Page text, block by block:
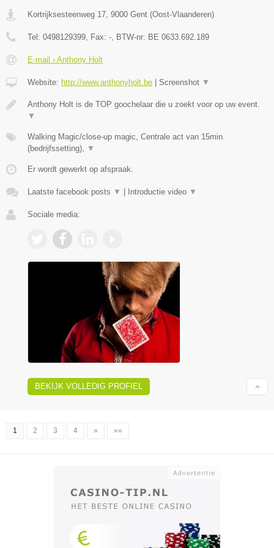
Kortrijksesteenweg 17, 9000 Gent (Oost-Vlaanderen)
Tel: 0498129399, Fax: -, BTW-nr: BE 0633.692.189
E-mail › Anthony Holt
Website: http://www.anthonyholt.be Screenshot ▼
Anthony Holt is de TOP goochelaar die u zoekt voor op uw event.
▼
Walking Magic/close-up magic, Centrale act van 15min.
(bedrijfssetting), ▼
Er wordt gewerkt op afspraak.
Laatste facebook posts ▼ Introductie video ▼
Sociale media:
BEKIJK VOLLEDIG PROFIEL
1 2 3 4 » »»